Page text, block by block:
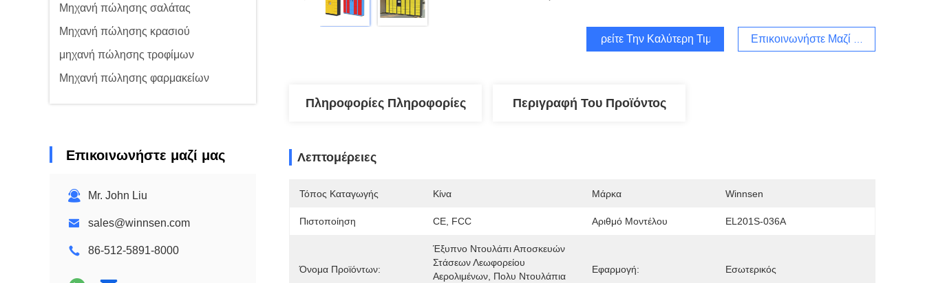
Μηχανή πώλησης σαλάτας
Μηχανή πώλησης κρασιού
μηχανή πώλησης τροφίμων
Μηχανή πώλησης φαρμακείων
Επικοινωνήστε μαζί μας
Mr. John Liu
sales@winnsen.com
86-512-5891-8000
Βρείτε Την Καλύτερη Τιμή Επικοινωνήστε Μαζί Μας
Πληροφορίες Πληροφορίες Περιγραφή Του Προϊόντος
Λεπτομέρειες
Τόπος Καταγωγής Κίνα Μάρκα Winnsen
Πιστοποίηση CE, FCC Αριθμό Μοντέλου EL201S-036A
Όνομα Προϊόντων:
Έξυπνο Ντουλάπι Αποσκευών
Στάσεων Λεωφορείου
Αερολιμένων, Πολυ Ντουλάπια
Εφαρμογή: Εσωτερικός